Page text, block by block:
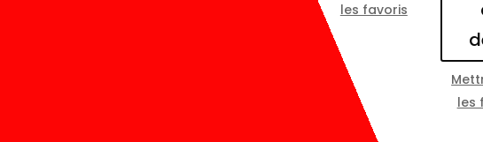
les favoris
les